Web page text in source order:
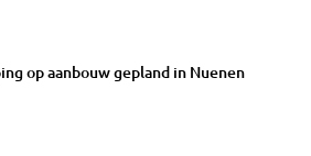
op aanbouw gepland in Nuenen